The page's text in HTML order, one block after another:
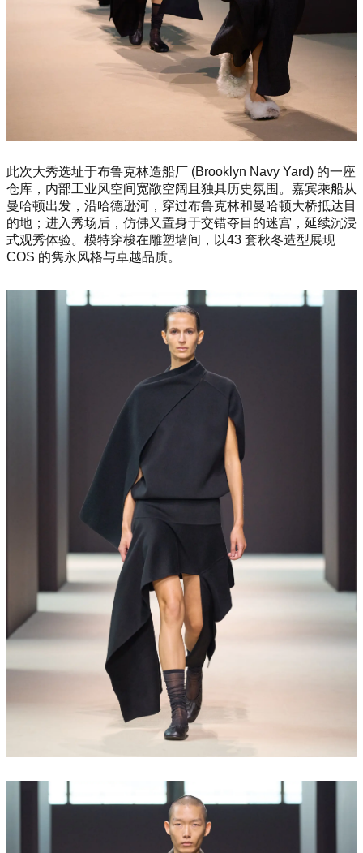
此次大秀选址于布鲁克林造船厂 (Brooklyn Navy Yard) 的一座
仓库，内部工业风空间宽敞空阔且独具历史氛围。嘉宾乘船从
曼哈顿出发，沿哈德逊河，穿过布鲁克林和曼哈顿大桥抵达目
的地；进入秀场后，仿佛又置身于交错夺目的迷宫，延续沉浸
式观秀体验。模特穿梭在雕塑墙间，以43 套秋冬造型展现
COS 的隽永风格与卓越品质。